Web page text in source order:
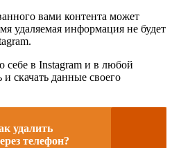
вами контента может
удаляемая информация не будет
себе в Instagram и в любой
скачать данные своего
удалить
телефон?